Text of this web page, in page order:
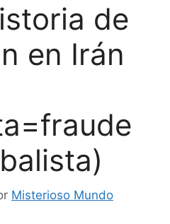
de
en Irán
Misterioso Mundo